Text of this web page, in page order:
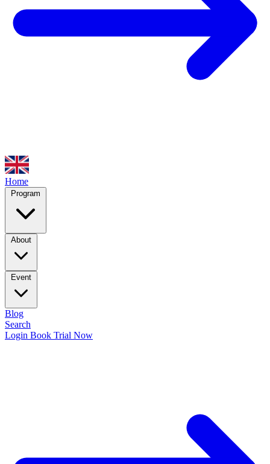
Home
Program
About
Event
Blog
Search
Login Book Trial Now